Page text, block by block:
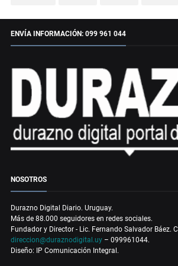
ENVÍA INFORMACIÓN: 099 961 044
NOSOTROS
Durazno Digital Diario. Uruguay.
Más de 88.000 seguidores en redes sociales.
Fundador y Director - Lic. Fernando Salvador Báez.
direccion@duraznodigital.uy – 099961044.
Diseño: IP Comunicación Integral.